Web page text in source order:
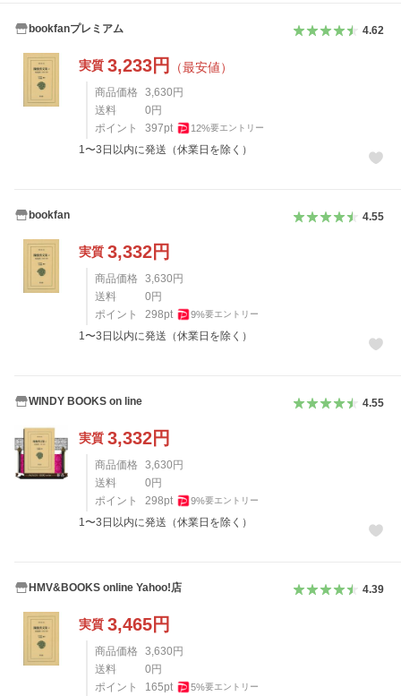
bookfanプレミアム 4.62
実質 3,233円 （最安値）
商品価格 3,630 円
送料
0 円
ポイント
397pt 12%要エントリー
1〜3日以内に発送（休業日を除く）
bookfan 4.55
実質 3,332円
商品価格 3,630 円
送料
0 円
ポイント
298pt 9%要エントリー
1〜3日以内に発送（休業日を除く）
WINDY BOOKS on line 4.55
実質 3,332円
商品価格 3,630 円
送料
0 円
ポイント
298pt 9%要エントリー
1〜3日以内に発送（休業日を除く）
HMV&BOOKS online Yahoo!店 4.39
実質 3,465円
商品価格 3,630 円
送料
0 円
ポイント
165pt 5%要エントリー